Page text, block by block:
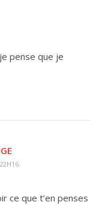
pense que je
ce que t’en penses